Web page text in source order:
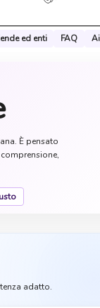
ed enti FAQ
È pensato
adatto.